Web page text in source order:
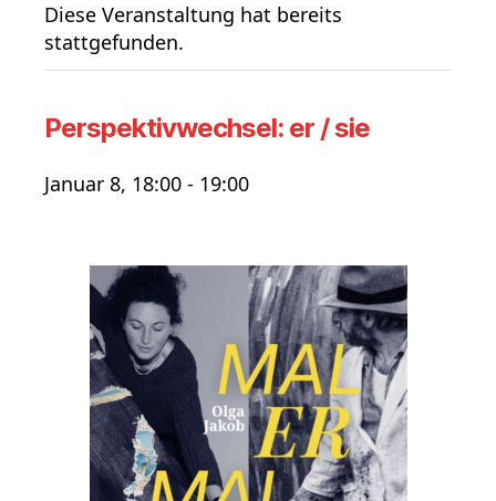
Diese Veranstaltung hat bereits
stattgefunden.
Perspektivwechsel: er / sie
Januar 8, 18:00 - 19:00